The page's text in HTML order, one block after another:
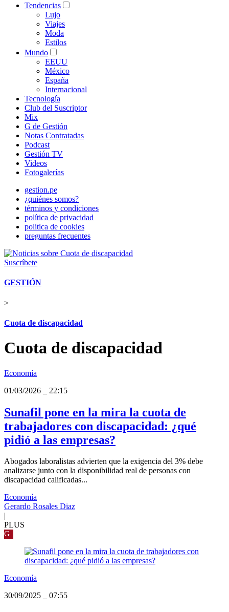
Tendencias
Lujo
Viajes
Moda
Estilos
Mundo
EEUU
México
España
Internacional
Tecnología
Club del Suscriptor
Mix
G de Gestión
Notas Contratadas
Podcast
Gestión TV
Videos
Fotogalerías
gestion.pe
¿quiénes somos?
términos y condiciones
política de privacidad
politica de cookies
preguntas frecuentes
Suscríbete
GESTIÓN
>
Cuota de discapacidad
Cuota de discapacidad
Economía
01/03/2026
22:15
Sunafil pone en la mira la cuota de
trabajadores con discapacidad: ¿qué
pidió a las empresas?
Abogados laboralistas advierten que la exigencia del 3% debe
analizarse junto con la disponibilidad real de personas con
discapacidad calificadas...
Economía
Gerardo Rosales Diaz
PLUS
G
Economía
30/09/2025
07:55